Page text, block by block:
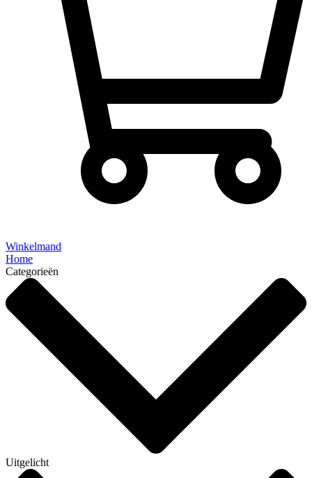
Winkelmand
Home
Categorieën
Uitgelicht